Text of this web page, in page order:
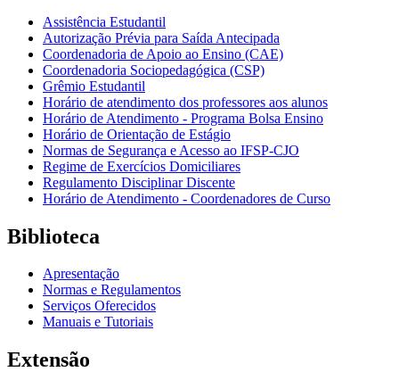
Assistência Estudantil
Autorização Prévia para Saída Antecipada
Coordenadoria de Apoio ao Ensino (CAE)
Coordenadoria Sociopedagógica (CSP)
Grêmio Estudantil
Horário de atendimento dos professores aos alunos
Horário de Atendimento - Programa Bolsa Ensino
Horário de Orientação de Estágio
Normas de Segurança e Acesso ao IFSP-CJO
Regime de Exercícios Domiciliares
Regulamento Disciplinar Discente
Horário de Atendimento - Coordenadores de Curso
Biblioteca
Apresentação
Normas e Regulamentos
Serviços Oferecidos
Manuais e Tutoriais
Extensão